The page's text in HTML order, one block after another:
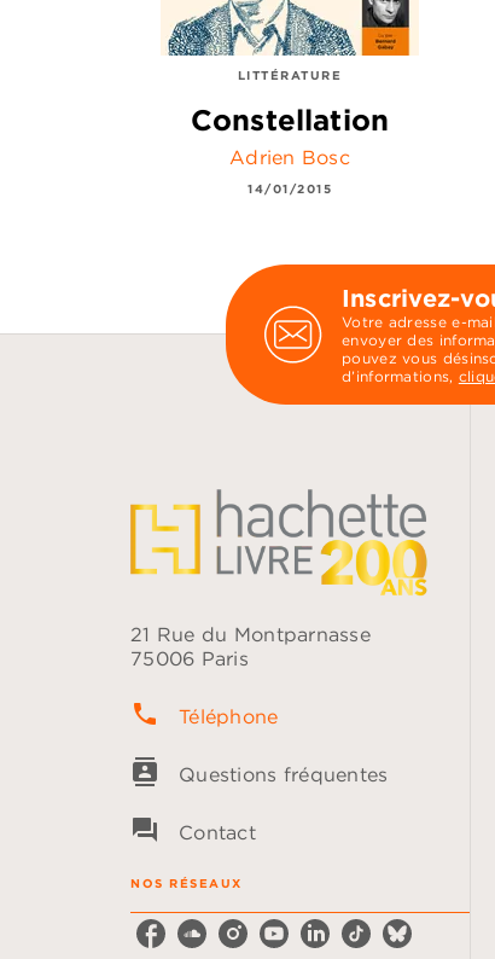
LITTÉRATURE
Constellation
Adrien Bosc
14/01/2015
Inscrivez-
Votre adresse e-
envoyer des
pouvez vous
d’informations,
21 Rue du Montparnasse
75006 Paris
phone Téléphone
contacts Questions fréquentes
question_answer Contact
NOS RÉSEAUX